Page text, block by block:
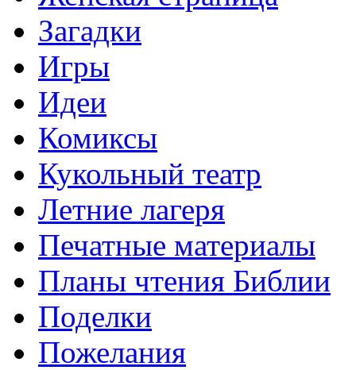
Загадки
Игры
Идеи
Комиксы
Кукольный театр
Летние лагеря
Печатные материалы
Планы чтения Библии
Поделки
Пожелания